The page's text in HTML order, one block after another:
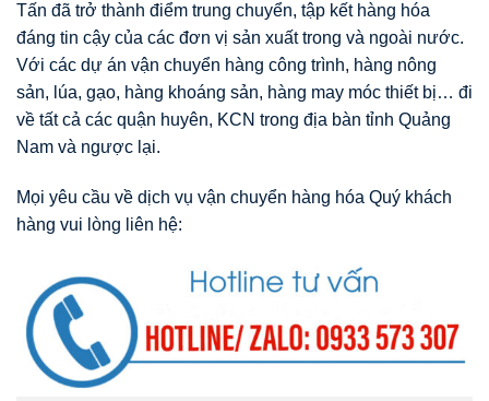
Tấn đã trở thành điểm trung chuyển, tập kết hàng hóa
đáng tin cậy của các đơn vị sản xuất trong và ngoài nước.
Với các dự án vận chuyển hàng công trình, hàng nông
sản, lúa, gạo, hàng khoáng sản, hàng may móc thiết bị… đi
về tất cả các quận huyên, KCN trong địa bàn tỉnh Quảng
Nam và ngược lại.
Mọi yêu cầu về dịch vụ vận chuyển hàng hóa Quý khách
hàng vui lòng liên hệ: